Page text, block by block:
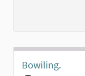
Bowiling.